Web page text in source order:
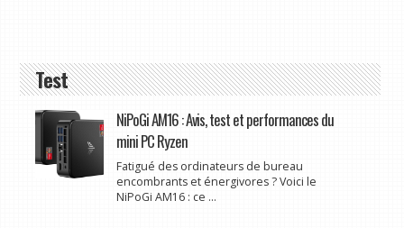
Test
NiPoGi AM16 : Avis, test et performances du
mini PC Ryzen
Fatigué des ordinateurs de bureau
encombrants et énergivores ? Voici le
NiPoGi AM16 : ce ...